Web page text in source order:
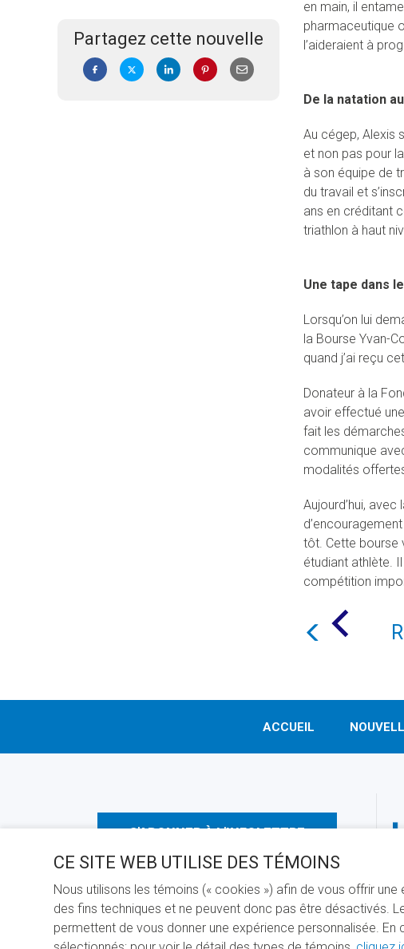
Partagez cette nouvelle
en main, il
pharmaceutique
l’aideraient à
De la natation
Au cégep, Alexis
et non pas pour
à son équipe de
du travail et
ans en créditant
triathlon à haut
Une tape dans
Lorsqu’on lui
la Bourse Yvan-
quand j’ai reçu
Donateur à la
avoir effectué
fait les
communique
modalités
Aujourd’hui,
tôt. Cette bourse
étudiant athlète.
compétition
ACCUEIL
S'ABONNER À L'INFOLETTRE
CE SITE WEB UTILISE DES TÉMOINS
Nous utilisons les témoins (« cookies ») afin de vous offrir
des fins techniques et ne peuvent donc pas être désactivés.
permettent de vous donner une expérience personnalisée. En